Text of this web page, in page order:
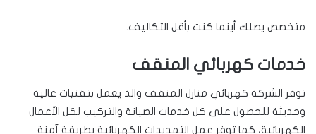
متخصص يصلك أينما كنت بأقل التكاليف.
خدمات كهربائي المنقف
توفر الشركة كهربائي منازل المنقف والذ يعمل بتقنيات عالية
وحديثة للحصول على كل خدمات الصيانة والتركيب لكل الأعمال
الكهربائية، كما توفر عمل التمديدات الكهربائية بطريقة آمنة